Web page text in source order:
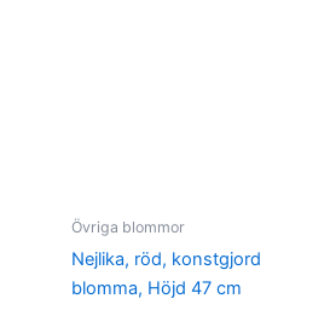
Övriga blommor
Nejlika, röd, konstgjord
blomma, Höjd 47 cm